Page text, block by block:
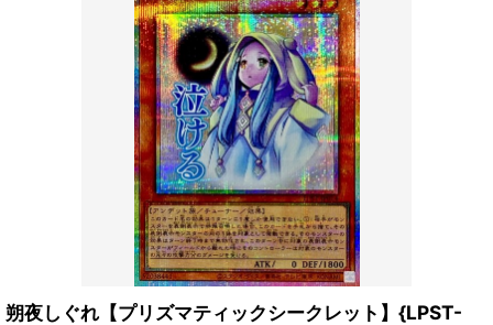
朔夜しぐれ【プリズマティックシークレット】{LPST-